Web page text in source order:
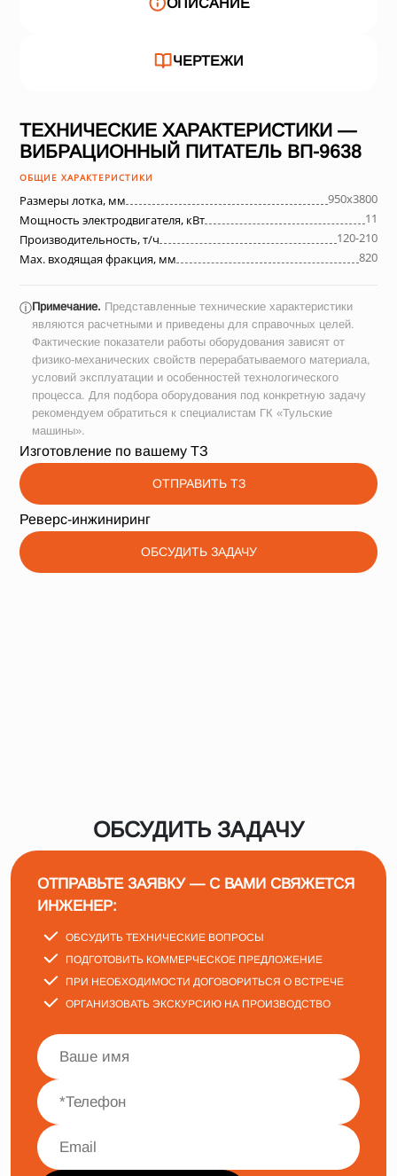
ЧЕРТЕЖИ
ТЕХНИЧЕСКИЕ ХАРАКТЕРИСТИКИ —
ВИБРАЦИОННЫЙ ПИТАТЕЛЬ ВП-9638
ОБЩИЕ ХАРАКТЕРИСТИКИ
Размеры лотка, мм
950х3800
Мощность электродвигателя, кВт
11
Производительность, т/ч
120-210
Max. входящая фракция, мм
820
ⓘПримечание. Представленные технические характеристики
являются расчетными и приведены для справочных целей.
Фактические показатели работы оборудования зависят от
физико-механических свойств перерабатываемого материала,
условий эксплуатации и особенностей технологического
процесса. Для подбора оборудования под конкретную задачу
рекомендуем обратиться к специалистам ГК «Тульские
машины».
Изготовление по вашему ТЗ
ОТПРАВИТЬ ТЗ
Реверс-инжиниринг
ОБСУДИТЬ ЗАДАЧУ
ОБСУДИТЬ ЗАДАЧУ
ОТПРАВЬТЕ ЗАЯВКУ — С ВАМИ СВЯЖЕТСЯ
ИНЖЕНЕР:
ОБСУДИТЬ ТЕХНИЧЕСКИЕ ВОПРОСЫ
ПОДГОТОВИТЬ КОММЕРЧЕСКОЕ ПРЕДЛОЖЕНИЕ
ПРИ НЕОБХОДИМОСТИ ДОГОВОРИТЬСЯ О ВСТРЕЧЕ
ОРГАНИЗОВАТЬ ЭКСКУРСИЮ НА ПРОИЗВОДСТВО